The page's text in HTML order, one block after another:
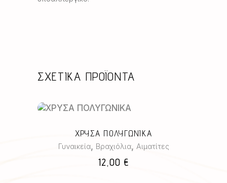
ΣΧΕΤΙΚΆ ΠΡΟΪΌΝΤΑ
ΧΡΥΣΑ ΠΟΛΥΓΩΝΙΚΑ
Γυναικεία, Βραχιόλια, Αιματίτες
12,00 €